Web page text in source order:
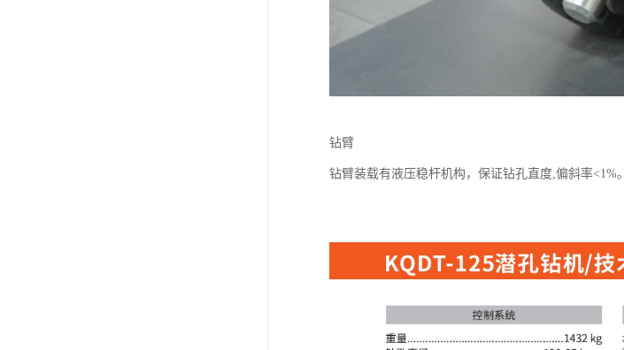
钻臂
钻臂装载有液压稳杆机构，保证钻孔直度,偏斜率<1%。